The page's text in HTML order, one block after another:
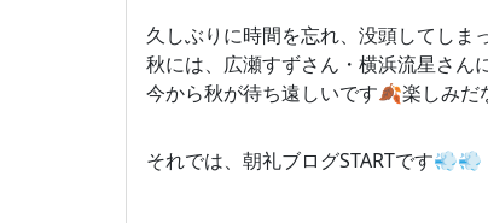
久しぶりに時間を忘れ、没頭してしま
秋には、広瀬すずさん・横浜流星さん
今から秋が待ち遠しいです🍂楽しみだ
それでは、朝礼ブログSTARTです💨💨